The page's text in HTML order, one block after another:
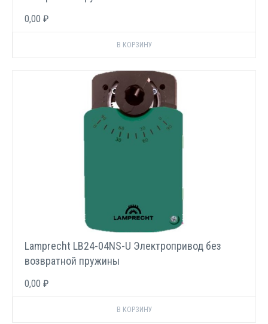
0,00 ₽
Lamprecht LB24-04NS-U Электропривод без
возвратной пружины
0,00 ₽